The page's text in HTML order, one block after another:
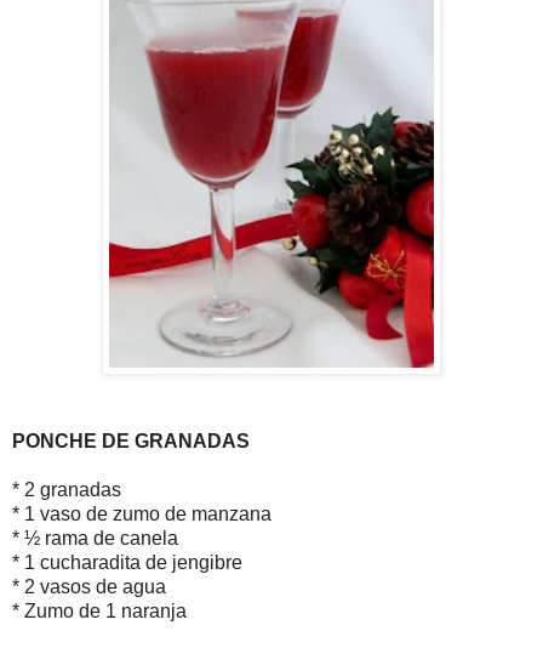
PONCHE DE GRANADAS
* 2 granadas
* 1 vaso de zumo de manzana
* ½ rama de canela
* 1 cucharadita de jengibre
* 2 vasos de agua
* Zumo de 1 naranja